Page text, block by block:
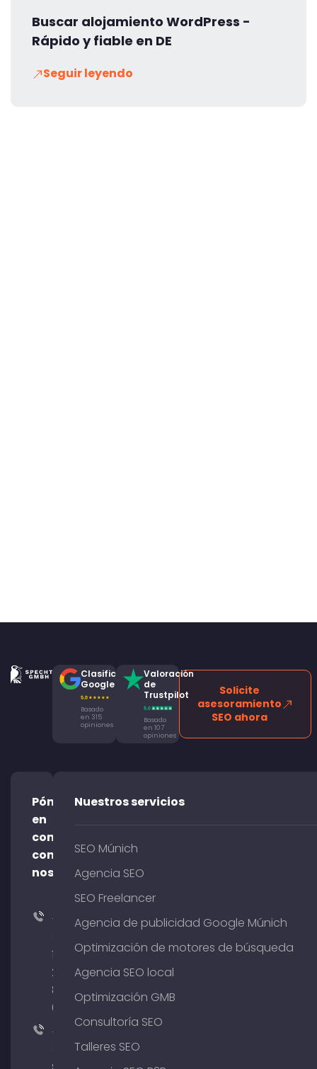
Buscar alojamiento WordPress -
Rápido y fiable en DE
Seguir leyendo
Clasificación
Google
Basado
en 315
opiniones
Valoración
de
Trustpilot
Basado
en 107
opiniones
Solicite
asesoramiento
SEO ahora
Póngase
en
contacto
con
nosotros
+49
176
204
801
64
+49
Nuestros servicios
SEO Múnich
Agencia SEO
SEO Freelancer
Agencia de publicidad Google Múnich
Optimización de motores de búsqueda
Agencia SEO local
Optimización GMB
Consultoría SEO
Talleres SEO